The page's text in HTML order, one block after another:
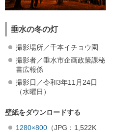
垂水の冬の灯
撮影場所／千本イチョウ園
撮影者／垂水市企画政策課秘
書広報係
撮影日／令和3年11月24日
（水曜日）
壁紙をダウンロードする
1280×800 （JPG：1,522K